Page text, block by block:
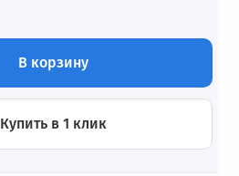
В корзину
Купить в 1 клик